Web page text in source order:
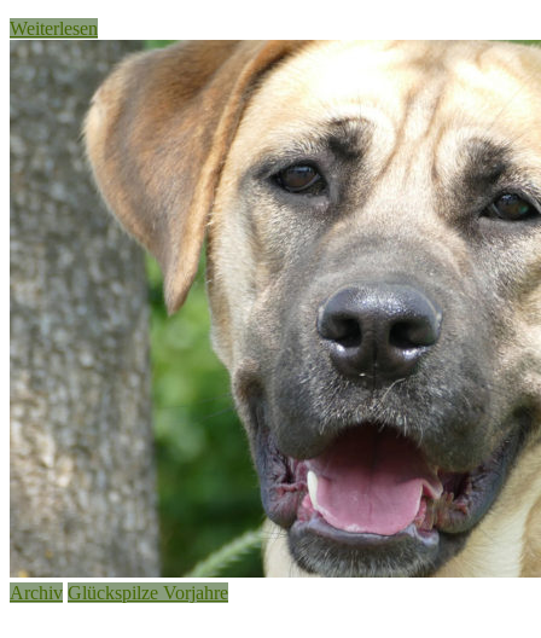
Weiterlesen
Archiv Glückspilze Vorjahre